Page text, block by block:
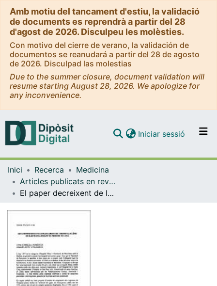
Amb motiu del tancament d'estiu, la validació
de documents es reprendrà a partir del 28
d'agost de 2026. Disculpeu les molèsties.
Con motivo del cierre de verano, la validación de
documentos se reanudará a partir del 28 de agosto
de 2026. Disculpad las molestias
Due to the summer closure, document validation will
resume starting August 28, 2026. We apologize for
any inconvenience.
Navega per tot el DD
Com publicar
Iniciar sessió (current)
Inici Recerca
Medicina
Articles publicats en revistes (Medicina)
El paper decreixent de les subvencions oficials en el finançament de l'Hospital Clínic de Barcelona en el període 1909-1934